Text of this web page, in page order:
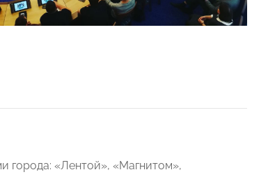
города: «Лентой», «Магнитом»,